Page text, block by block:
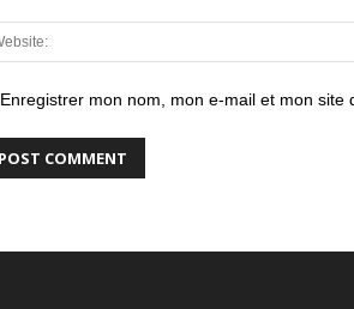
Enregistrer mon nom, mon e-mail et mon